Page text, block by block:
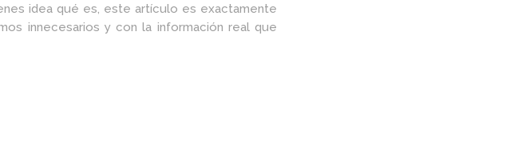
idea qué es, este artículo es exactamente
innecesarios y con la información real que